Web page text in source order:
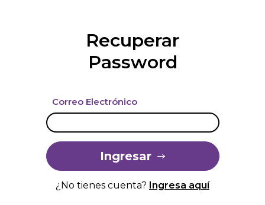
Recuperar
Password
Correo Electrónico
Ingresar
¿No tienes cuenta? Ingresa aquí